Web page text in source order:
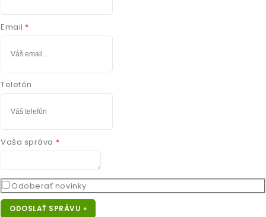
Email
Telefón
Vaša správa
Odoberať novinky
ODOSLAŤ SPRÁVU »